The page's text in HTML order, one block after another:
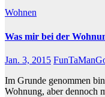
Wohnen
Was mir bei der
Jan. 3, 2015
Im Grunde genommen
Wohnung, aber dennoch